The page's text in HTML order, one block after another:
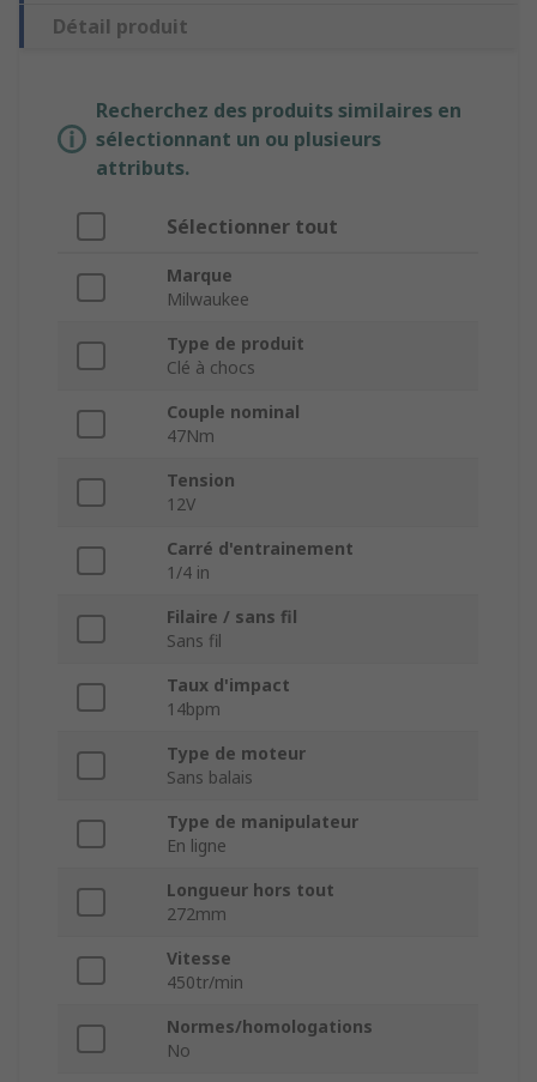
Détail produit
Recherchez des produits similaires en
sélectionnant un ou plusieurs
attributs.
Sélectionner tout
Marque
Milwaukee
Type de produit
Clé à chocs
Couple nominal
47Nm
Tension
12V
Carré d'entrainement
1/4 in
Filaire / sans fil
Sans fil
Taux d'impact
14bpm
Type de moteur
Sans balais
Type de manipulateur
En ligne
Longueur hors tout
272mm
Vitesse
450tr/min
Normes/homologations
No